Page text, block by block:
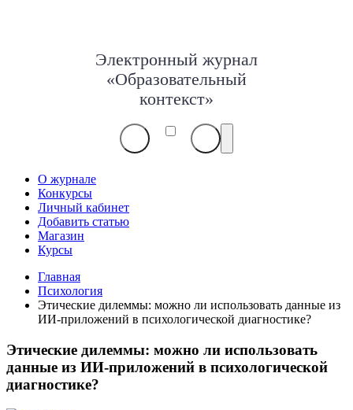
Электронный журнал
«Образовательный
контекст»
О журнале
Конкурсы
Личный кабинет
Добавить статью
Магазин
Курсы
Главная
Психология
Этические дилеммы: можно ли использовать данные из
ИИ-приложений в психологической диагностике?
Этические дилеммы: можно ли использовать
данные из ИИ-приложений в психологической
диагностике?